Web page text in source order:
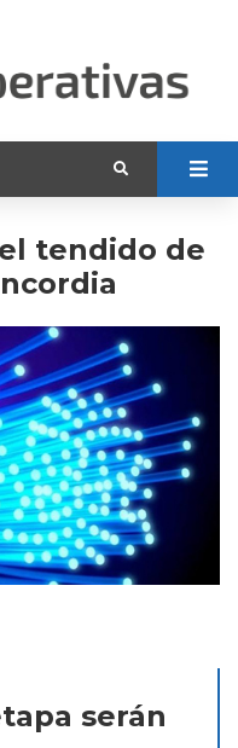
tendido de
serán